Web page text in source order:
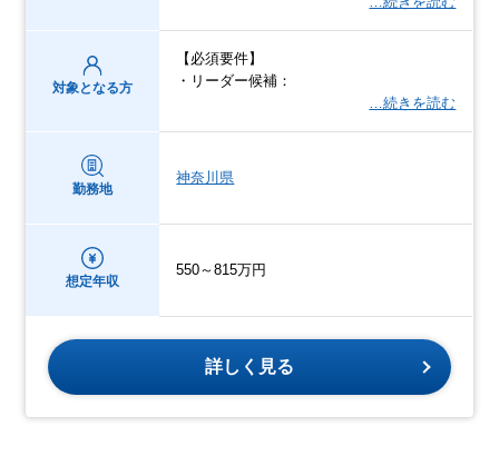
対象となる方
【必須要件】
・リーダー候補：
…続きを読む
勤務地
神奈川県
想定年収
550～815万円
詳しく見る